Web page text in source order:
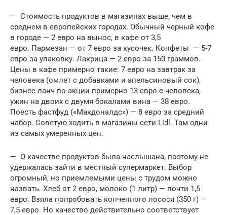
— Стоимость продуктов в магазинах выше, чем в
среднем в европейских городах. Обычный черный кофе
в городе — 2 евро на вынос, в кафе от 3,5
евро. Пармезан — от 7 евро за кусочек. Конфеты — 5-7
евро за упаковку. Лакрица — 2 евро за 150 граммов.
Цены в кафе примерно такие: 7 евро на завтрак за
человека (омлет с добавками и апельсиновый сок),
бизнес-ланч по акции примерно 13 евро с человека,
ужин на двоих с двумя бокалами вина — 38 евро.
Поесть фастфуд («Макдоналдс») — 8 евро за средний
набор. Советую ходить в магазины сети Lidl. Там одни
из самых умеренных цен.
— О качестве продуктов была наслышана, поэтому не
удержалась зайти в местный супермаркет. Выбор
огромный, но приемлемыми цены с трудом можно
назвать. Хлеб от 2 евро, молоко (1 литр) — почти 1,5
евро. Взяла попробовать копченного лосося (350 г) —
7,5 евро. Но качество действительно соответствует